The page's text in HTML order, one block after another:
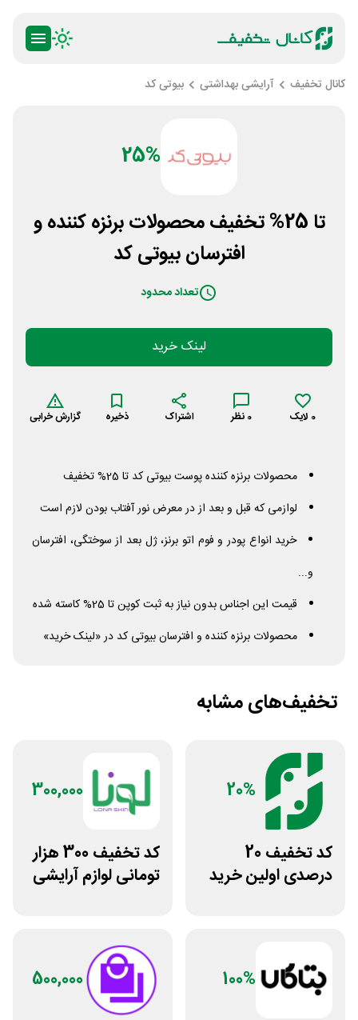
کانال تخفیف آرایشی بهداشتی بیوتی کد
25%
تا 25% تخفیف محصولات برنزه کننده و
افترسان بیوتی کد
تعداد محدود
لینک خرید
0 لایک 0 نظر اشتراک ذخیره گزارش خرابی
محصولات برنزه کننده پوست بیوتی کد تا 25% تخفیف
لوازمی که قبل و بعد از در معرض نور آفتاب بودن لازم است
خرید انواع پودر و فوم اتو برنز، ژل بعد از سوختگی، افترسان
و...
قیمت این اجناس بدون نیاز به ثبت کوپن تا 25% کاسته شده
محصولات برنزه کننده و افترسان بیوتی کد در «لینک خرید»
تخفیف‌های مشابه
20%
کد تخفیف 20
درصدی اولین خرید
300,000
کد تخفیف 300 هزار
تومانی لوازم آرایشی
100%
500,000